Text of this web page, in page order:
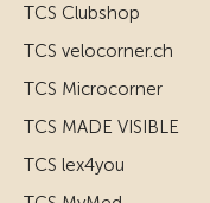
TCS Clubshop
TCS velocorner.ch
TCS Microcorner
TCS MADE VISIBLE
TCS lex4you